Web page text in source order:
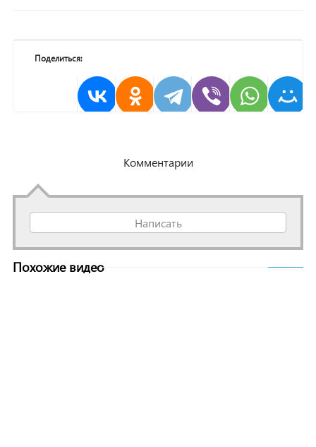
Поделиться:
Комментарии
Написать
Похожие видео